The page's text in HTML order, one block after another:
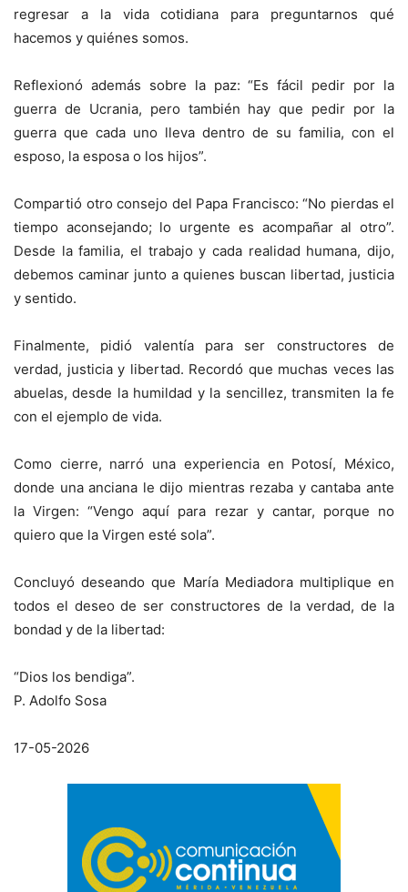
regresar a la vida cotidiana para preguntarnos qué
hacemos y quiénes somos.
Reflexionó además sobre la paz: “Es fácil pedir por la
guerra de Ucrania, pero también hay que pedir por la
guerra que cada uno lleva dentro de su familia, con el
esposo, la esposa o los hijos”.
Compartió otro consejo del Papa Francisco: “No pierdas el
tiempo aconsejando; lo urgente es acompañar al otro”.
Desde la familia, el trabajo y cada realidad humana, dijo,
debemos caminar junto a quienes buscan libertad, justicia
y sentido.
Finalmente, pidió valentía para ser constructores de
verdad, justicia y libertad. Recordó que muchas veces las
abuelas, desde la humildad y la sencillez, transmiten la fe
con el ejemplo de vida.
Como cierre, narró una experiencia en Potosí, México,
donde una anciana le dijo mientras rezaba y cantaba ante
la Virgen: “Vengo aquí para rezar y cantar, porque no
quiero que la Virgen esté sola”.
Concluyó deseando que María Mediadora multiplique en
todos el deseo de ser constructores de la verdad, de la
bondad y de la libertad:
“Dios los bendiga”.
P. Adolfo Sosa
17-05-2026